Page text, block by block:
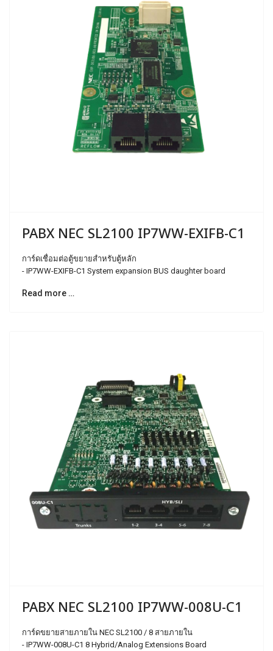
PABX NEC SL2100 IP7WW-EXIFB-C1
การ์ดเชื่อมต่อตู้ขยายสำหรับตู้หลัก
- IP7WW-EXIFB-C1 System expansion BUS daughter board
Read more …
PABX NEC SL2100 IP7WW-008U-C1
การ์ดขยายสายภายใน NEC SL2100 / 8 สายภายใน
- IP7WW-008U-C1 8 Hybrid/Analog Extensions Board